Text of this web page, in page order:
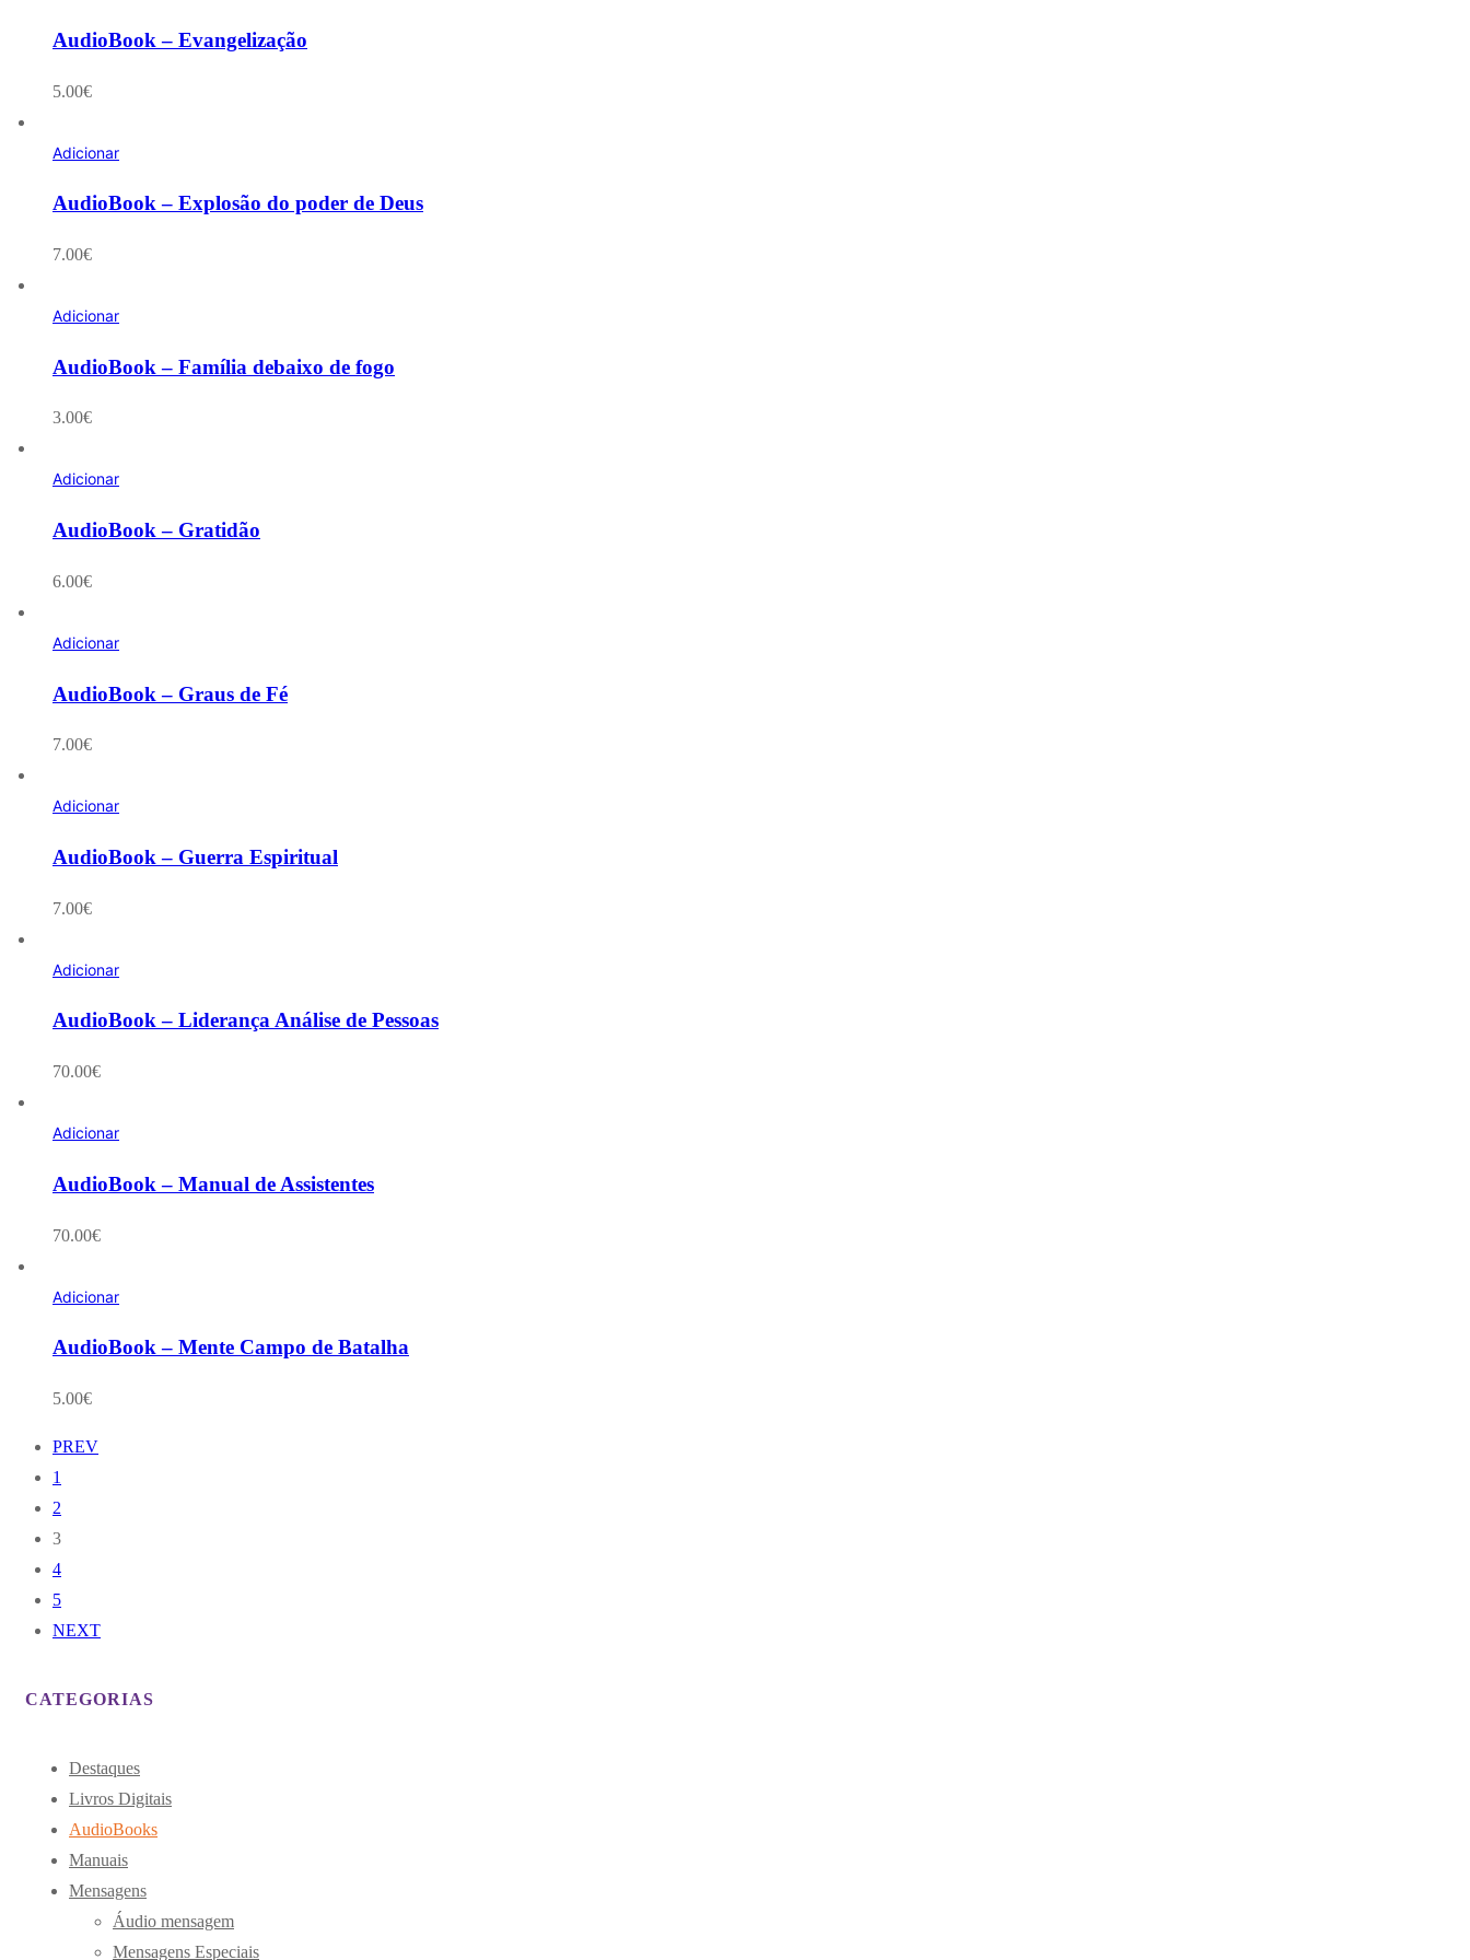
AudioBook – Evangelização
5.00€
Adicionar
AudioBook – Explosão do poder de Deus
7.00€
Adicionar
AudioBook – Família debaixo de fogo
3.00€
Adicionar
AudioBook – Gratidão
6.00€
Adicionar
AudioBook – Graus de Fé
7.00€
Adicionar
AudioBook – Guerra Espiritual
7.00€
Adicionar
AudioBook – Liderança Análise de Pessoas
70.00€
Adicionar
AudioBook – Manual de Assistentes
70.00€
Adicionar
AudioBook – Mente Campo de Batalha
5.00€
PREV
1
2
3
4
5
NEXT
CATEGORIAS
Destaques
Livros Digitais
AudioBooks
Manuais
Mensagens
Áudio mensagem
Mensagens Especiais